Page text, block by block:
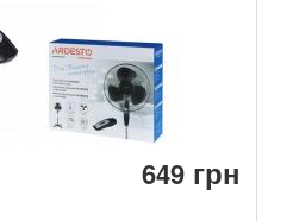
649 грн